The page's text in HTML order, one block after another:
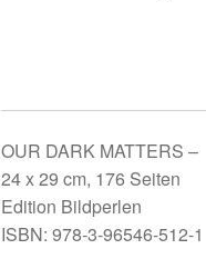
OUR DARK MATTERS –
24 x 29 cm, 176 Seiten
Edition Bildperlen
ISBN: 978-3-96546-512-1